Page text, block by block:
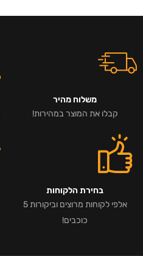
משלוח מהיר
קבלו את המוצר במהירות!
בחירת הלקוחות
אלפי לקוחות מרוצים וביקורות 5
כוכבים!